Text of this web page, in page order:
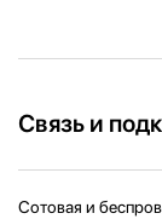
Связь и
Сотовая и